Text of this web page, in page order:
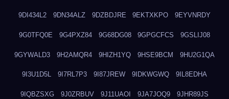
9DI434L2 9DN34ALZ 9DZBDJRE 9EKTXKPO 9EYVNRDY
9G0TFQ0E 9G4PXZ84 9G68DG08 9GPGCFCS 9GSLIJ08
9GYWALD3 9H2AMQR4 9HIZH1YQ 9HSE9BCM 9HU2G1QA
9I3U1D5L 9I7RL7P3 9I87JREW 9IDKWGWQ 9IL8EDHA
9IQBZSXG 9J0ZRBUV 9J11UAOI 9JA7JOQ9 9JHR89JS